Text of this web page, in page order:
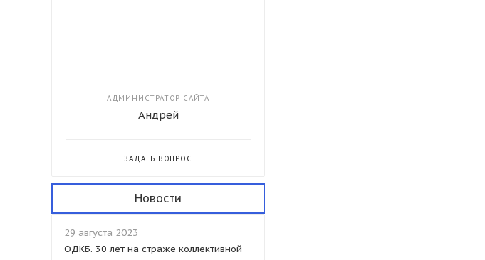
АДМИНИСТРАТОР САЙТА
Андрей
ЗАДАТЬ ВОПРОС
Новости
29 августа 2023
ОДКБ. 30 лет на страже коллективной